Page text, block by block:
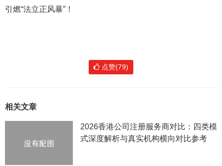
引燃“法立正风暴”！
点赞(79)
相关文章
2026香港公司注册服务商对比：四类模
式深度解析与真实机构横向对比参考